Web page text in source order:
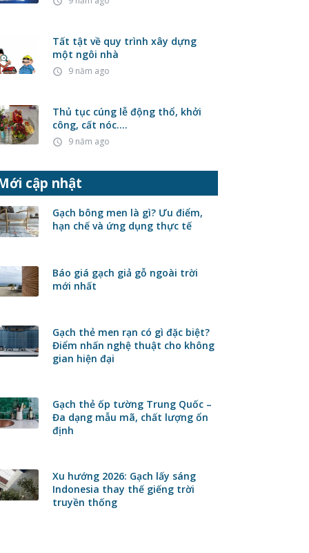
Tất tật về quy trình xây dựng
một ngôi nhà
access_time 9 năm ago
Thủ tục cúng lễ động thổ, khởi
công, cất nóc….
access_time 9 năm ago
cập nhật
Gạch bông men là gì? Ưu điểm,
hạn chế và ứng dụng thực tế
Báo giá gạch giả gỗ ngoài trời
mới nhất
Gạch thẻ men rạn có gì đặc biệt?
Điểm nhấn nghệ thuật cho không
gian hiện đại
Gạch thẻ ốp tường Trung Quốc –
Đa dạng mẫu mã, chất lượng ổn
định
Xu hướng 2026: Gạch lấy sáng
Indonesia thay thế giếng trời
truyền thống